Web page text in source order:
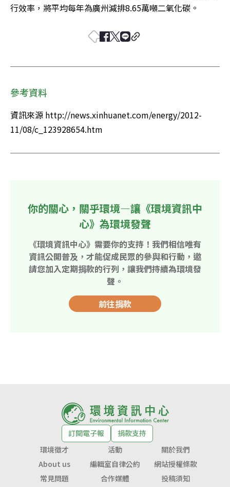
行效率，將平均每年為廣州減排8.65萬噸二氧化碳。
參考資料
資訊來源 http://news.xinhuanet.com/energy/2012-
11/08/c_123928654.htm
你的關心，關乎環境—讓《環境資訊中
心》為環境發聲
《環境資訊中心》需要你的支持！我們相信唯有
資訊公開普及，才能促成民眾的參與和行動，邀
請您加入定期捐款的行列，讓我們持續為環境發
聲。
前往捐款
訂閱電子報
捐款支持
環境徵才
活動
關於我們
About us
編輯室自律公約
網站授權條款
常見問題
合作媒體 投稿須知